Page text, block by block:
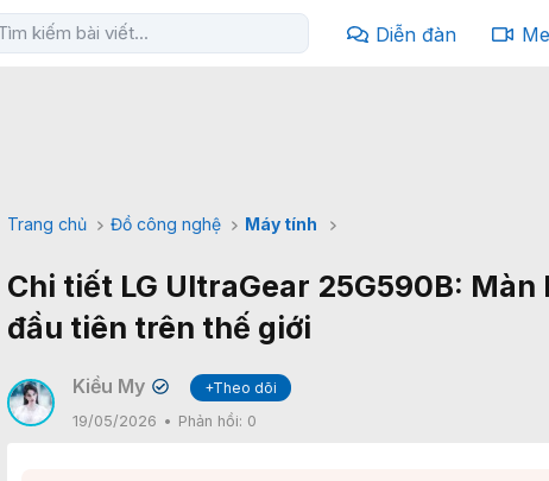
Diễn đàn
Trang chủ Đồ công nghệ Máy tính
Chi tiết LG UltraGear 25G590B:
đầu tiên trên thế giới
Kiều My ✔
+Theo dõi
19/05/2026
Phản hồi: 0